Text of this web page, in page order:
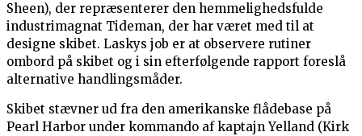
Sheen), der repræsenterer den hemmelighedsfulde
industrimagnat Tideman, der har været med til at
designe skibet. Laskys job er at observere rutiner
ombord på skibet og i sin efterfølgende rapport foreslå
alternative handlingsmåder.
Skibet stævner ud fra den amerikanske flådebase på
Pearl Harbor under kommando af kaptajn Yelland (Kirk